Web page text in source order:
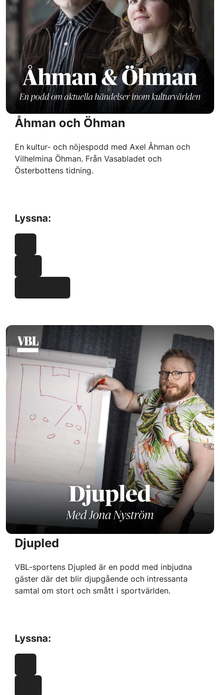
Åhman och Öhman
En kultur- och nöjespodd med Axel Åhman och
Vilhelmina Öhman. Från Vasabladet och
Österbottens tidning.
Lyssna:
VBL
Spotify
Apple Podcast
Djupled
VBL-sportens Djupled är en podd med inbjudna
gäster där det blir djupgående och intressanta
samtal om stort och smått i sportvärlden.
Lyssna:
VBL
Spotify